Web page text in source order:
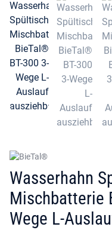
Wasserhahn
Mischbatterie
Wege L-